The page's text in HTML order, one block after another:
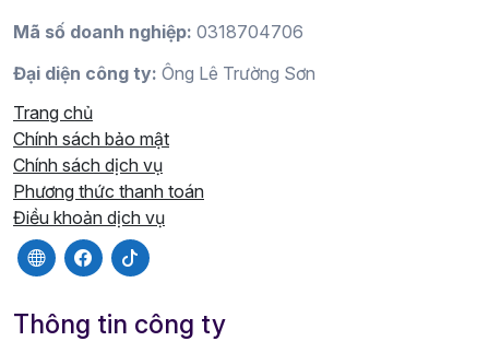
Mã số doanh nghiệp: 0318704706
Đại diện công ty: Ông Lê Trường Sơn
Trang chủ
Chính sách bảo mật
Chính sách dịch vụ
Phương thức thanh toán
Điều khoản dịch vụ
Thông tin công ty